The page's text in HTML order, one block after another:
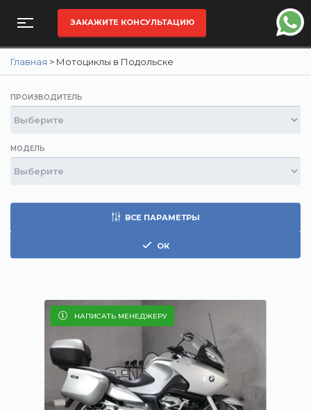
ЗАКАЖИТЕ КОНСУЛЬТАЦИЮ
Главная > Мотоциклы в Подольске
ПРОИЗВОДИТЕЛЬ
МОДЕЛЬ
ВСЕ ПАРАМЕТРЫ
ОК
НАПИСАТЬ МЕНЕДЖЕРУ